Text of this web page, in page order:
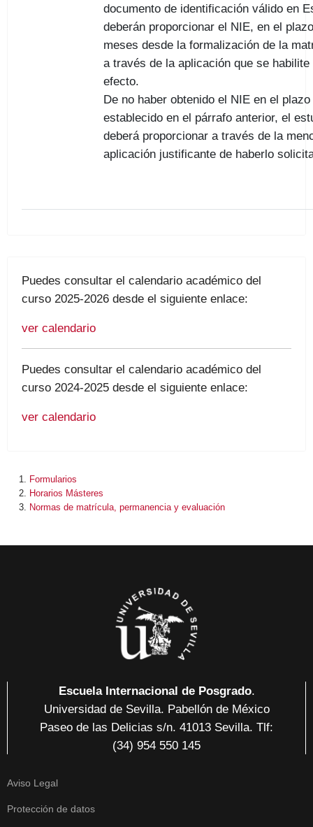
documento de identificación válido en
deberán proporcionar el NIE, en el
meses desde la formalización de la
a través de la aplicación que se habilite
efecto.
De no haber obtenido el NIE en el plazo
establecido en el párrafo anterior, el
deberá proporcionar a través de la
aplicación justificante de haberlo
Puedes consultar el calendario académico del
curso 2025-2026 desde el siguiente enlace:
ver calendario
Puedes consultar el calendario académico del
curso 2024-2025 desde el siguiente enlace:
ver calendario
Formularios
Horarios Másteres
Normas de matrícula, permanencia y evaluación
Escuela Internacional de Posgrado.
Universidad de Sevilla. Pabellón de México
Paseo de las Delicias s/n. 41013 Sevilla. Tlf:
(34) 954 550 145
Aviso Legal
Protección de datos